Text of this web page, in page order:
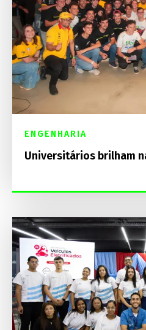
ENGENHARIA
Universitários brilham